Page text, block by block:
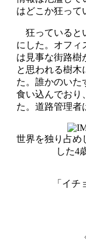
はどこか狂って
狂っていると
にした。オフィ
は見事な街路樹
と思われる樹木
た。誰かのいた
食い込んでおり
た。道路管理者
世界を独り占め
した4
「イ